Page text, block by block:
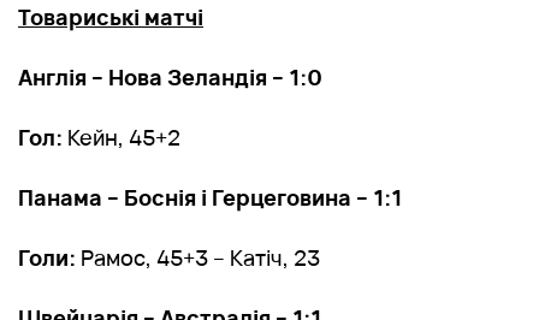
Товариські матчі
Англія – Нова Зеландія – 1:0
Гол: Кейн, 45+2
Панама – Боснія і Герцеговина – 1:1
Голи: Рамос, 45+3 – Катіч, 23